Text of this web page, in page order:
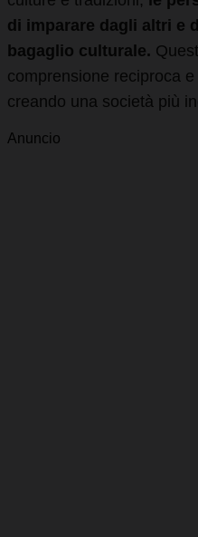
di imparare dagli altri e
bagaglio culturale.
comprensione reciproca
creando una società più
Anuncio